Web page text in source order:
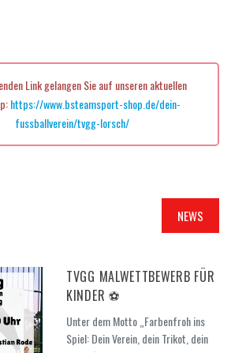
Link gelangen Sie auf unseren aktuellen
https://www.bsteamsport-shop.de/dein-
fussballverein/tvgg-lorsch/
NEWS
TVGG MALWETTBEWERB FÜR
KINDER ⚽
Unter dem Motto „Farbenfroh ins
Spiel: Dein Verein, dein Trikot, dein